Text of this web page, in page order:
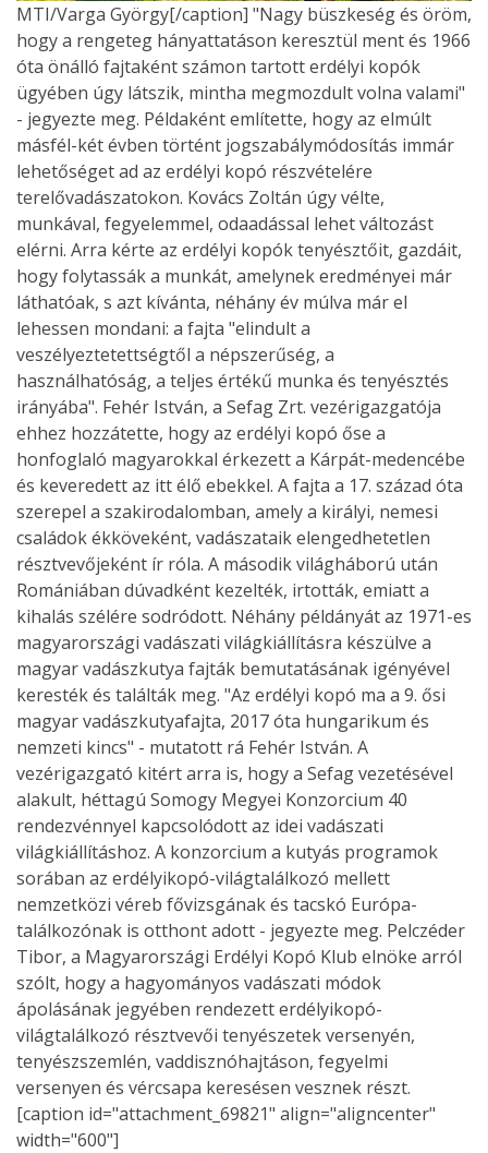
MTI/Varga György[/caption] "Nagy büszkeség és öröm,
hogy a rengeteg hányattatáson keresztül ment és 1966
óta önálló fajtaként számon tartott erdélyi kopók
ügyében úgy látszik, mintha megmozdult volna valami"
- jegyezte meg. Példaként említette, hogy az elmúlt
másfél-két évben történt jogszabálymódosítás immár
lehetőséget ad az erdélyi kopó részvételére
terelővadászatokon. Kovács Zoltán úgy vélte,
munkával, fegyelemmel, odaadással lehet változást
elérni. Arra kérte az erdélyi kopók tenyésztőit, gazdáit,
hogy folytassák a munkát, amelynek eredményei már
láthatóak, s azt kívánta, néhány év múlva már el
lehessen mondani: a fajta "elindult a
veszélyeztetettségtől a népszerűség, a
használhatóság, a teljes értékű munka és tenyésztés
irányába". Fehér István, a Sefag Zrt. vezérigazgatója
ehhez hozzátette, hogy az erdélyi kopó őse a
honfoglaló magyarokkal érkezett a Kárpát-medencébe
és keveredett az itt élő ebekkel. A fajta a 17. század óta
szerepel a szakirodalomban, amely a királyi, nemesi
családok ékköveként, vadászataik elengedhetetlen
résztvevőjeként ír róla. A második világháború után
Romániában dúvadként kezelték, irtották, emiatt a
kihalás szélére sodródott. Néhány példányát az 1971-es
magyarországi vadászati világkiállításra készülve a
magyar vadászkutya fajták bemutatásának igényével
keresték és találták meg. "Az erdélyi kopó ma a 9. ősi
magyar vadászkutyafajta, 2017 óta hungarikum és
nemzeti kincs" - mutatott rá Fehér István. A
vezérigazgató kitért arra is, hogy a Sefag vezetésével
alakult, héttagú Somogy Megyei Konzorcium 40
rendezvénnyel kapcsolódott az idei vadászati
világkiállításhoz. A konzorcium a kutyás programok
sorában az erdélyikopó-világtalálkozó mellett
nemzetközi véreb fővizsgának és tacskó Európa-
találkozónak is otthont adott - jegyezte meg. Pelczéder
Tibor, a Magyarországi Erdélyi Kopó Klub elnöke arról
szólt, hogy a hagyományos vadászati módok
ápolásának jegyében rendezett erdélyikopó-
világtalálkozó résztvevői tenyészetek versenyén,
tenyészszemlén, vaddisznóhajtáson, fegyelmi
versenyen és vércsapa keresésen vesznek részt.
[caption id="attachment_69821" align="aligncenter"
width="600"]